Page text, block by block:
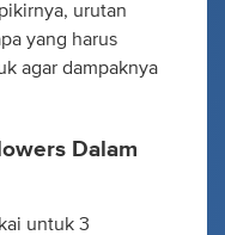
urutan
yang harus
agar dampaknya
Dalam
untuk 3